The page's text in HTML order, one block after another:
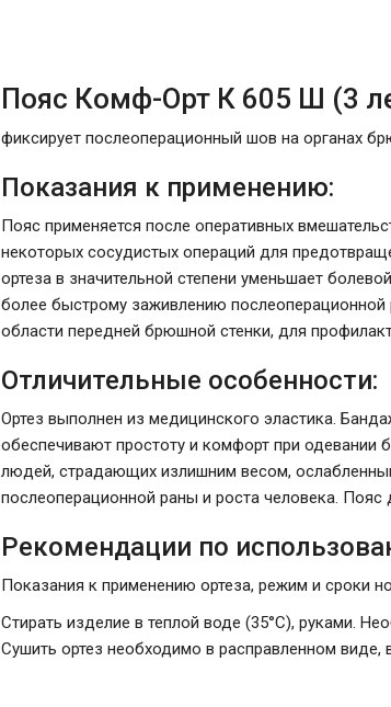
Пояс Комф-Орт К 605 Ш (3
фиксирует послеоперационный шов на органах
Показания к применению:
Пояс применяется после оперативных
некоторых сосудистых операций для
ортеза в значительной степени уменьшает
более быстрому заживлению
области передней брюшной стенки, для
Отличительные особенности:
Ортез выполнен из медицинского эластика.
обеспечивают простоту и комфорт при
людей, страдающих излишним весом,
послеоперационной раны и роста человека.
Рекомендации по
Показания к применению ортеза, режим и сроки
Стирать изделие в теплой воде (35°С), руками.
Сушить ортез необходимо в расправленном виде,